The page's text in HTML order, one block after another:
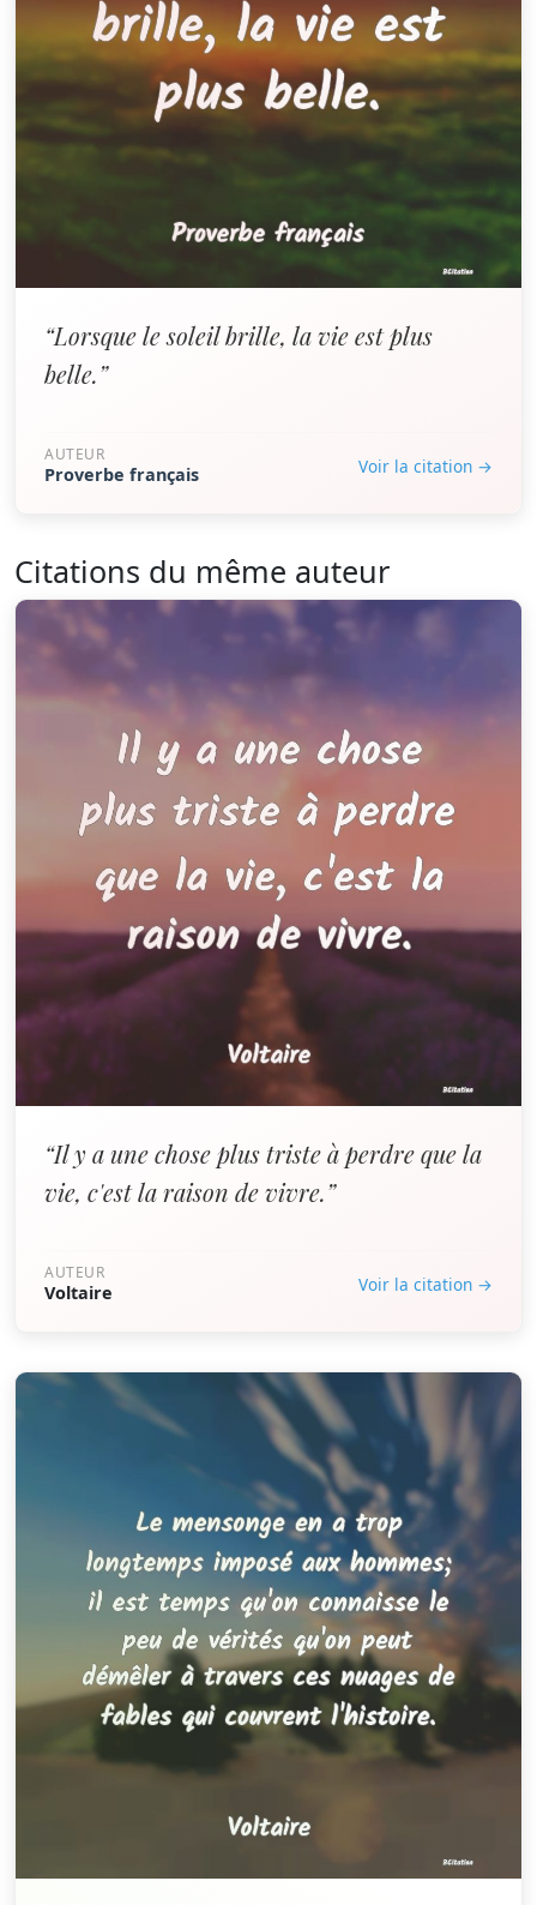
“Lorsque le soleil brille, la vie est plus
belle.”
AUTEUR
Proverbe français Voir la citation →
Citations du même auteur
“Il y a une chose plus triste à perdre que la
vie, c'est la raison de vivre.”
AUTEUR
Voltaire Voir la citation →